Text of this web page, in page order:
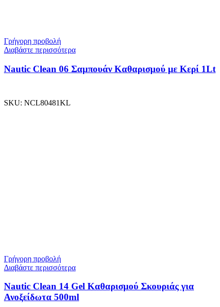
Γρήγορη προβολή
Διαβάστε περισσότερα
Nautic Clean 06 Σαμπουάν Καθαρισμού με Κερί 1Lt
SKU: NCL80481KL
Γρήγορη προβολή
Διαβάστε περισσότερα
Nautic Clean 14 Gel Καθαρισμού Σκουριάς για
Ανοξείδωτα 500ml